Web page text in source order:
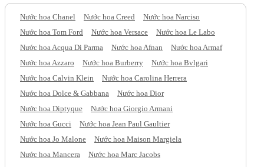
Nước hoa Chanel Nước hoa Creed
Nước hoa Narciso
Nước hoa Tom Ford
Nước hoa Versace
Nước hoa Le Labo
Nước hoa Acqua Di Parma
Nước hoa Afnan
Nước hoa Armaf
Nước hoa Azzaro
Nước hoa Burberry
Nước hoa Bvlgari
Nước hoa Calvin Klein
Nước hoa Carolina Herrera
Nước hoa Dolce & Gabbana
Nước hoa Dior
Nước hoa Diptyque
Nước hoa Giorgio Armani
Nước hoa Gucci
Nước hoa Jean Paul Gaultier
Nước hoa Jo Malone
Nước hoa Maison Margiela
Nước hoa Mancera
Nước hoa Marc Jacobs